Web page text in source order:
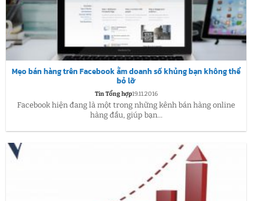
Mẹo bán hàng trên Facebook ẵm doanh số khủng bạn không thể
bỏ lỡ
Tin Tổng hợp19.11.2016
Facebook hiện đang là một trong những kênh bán hàng online
hàng đầu, giúp bạn...